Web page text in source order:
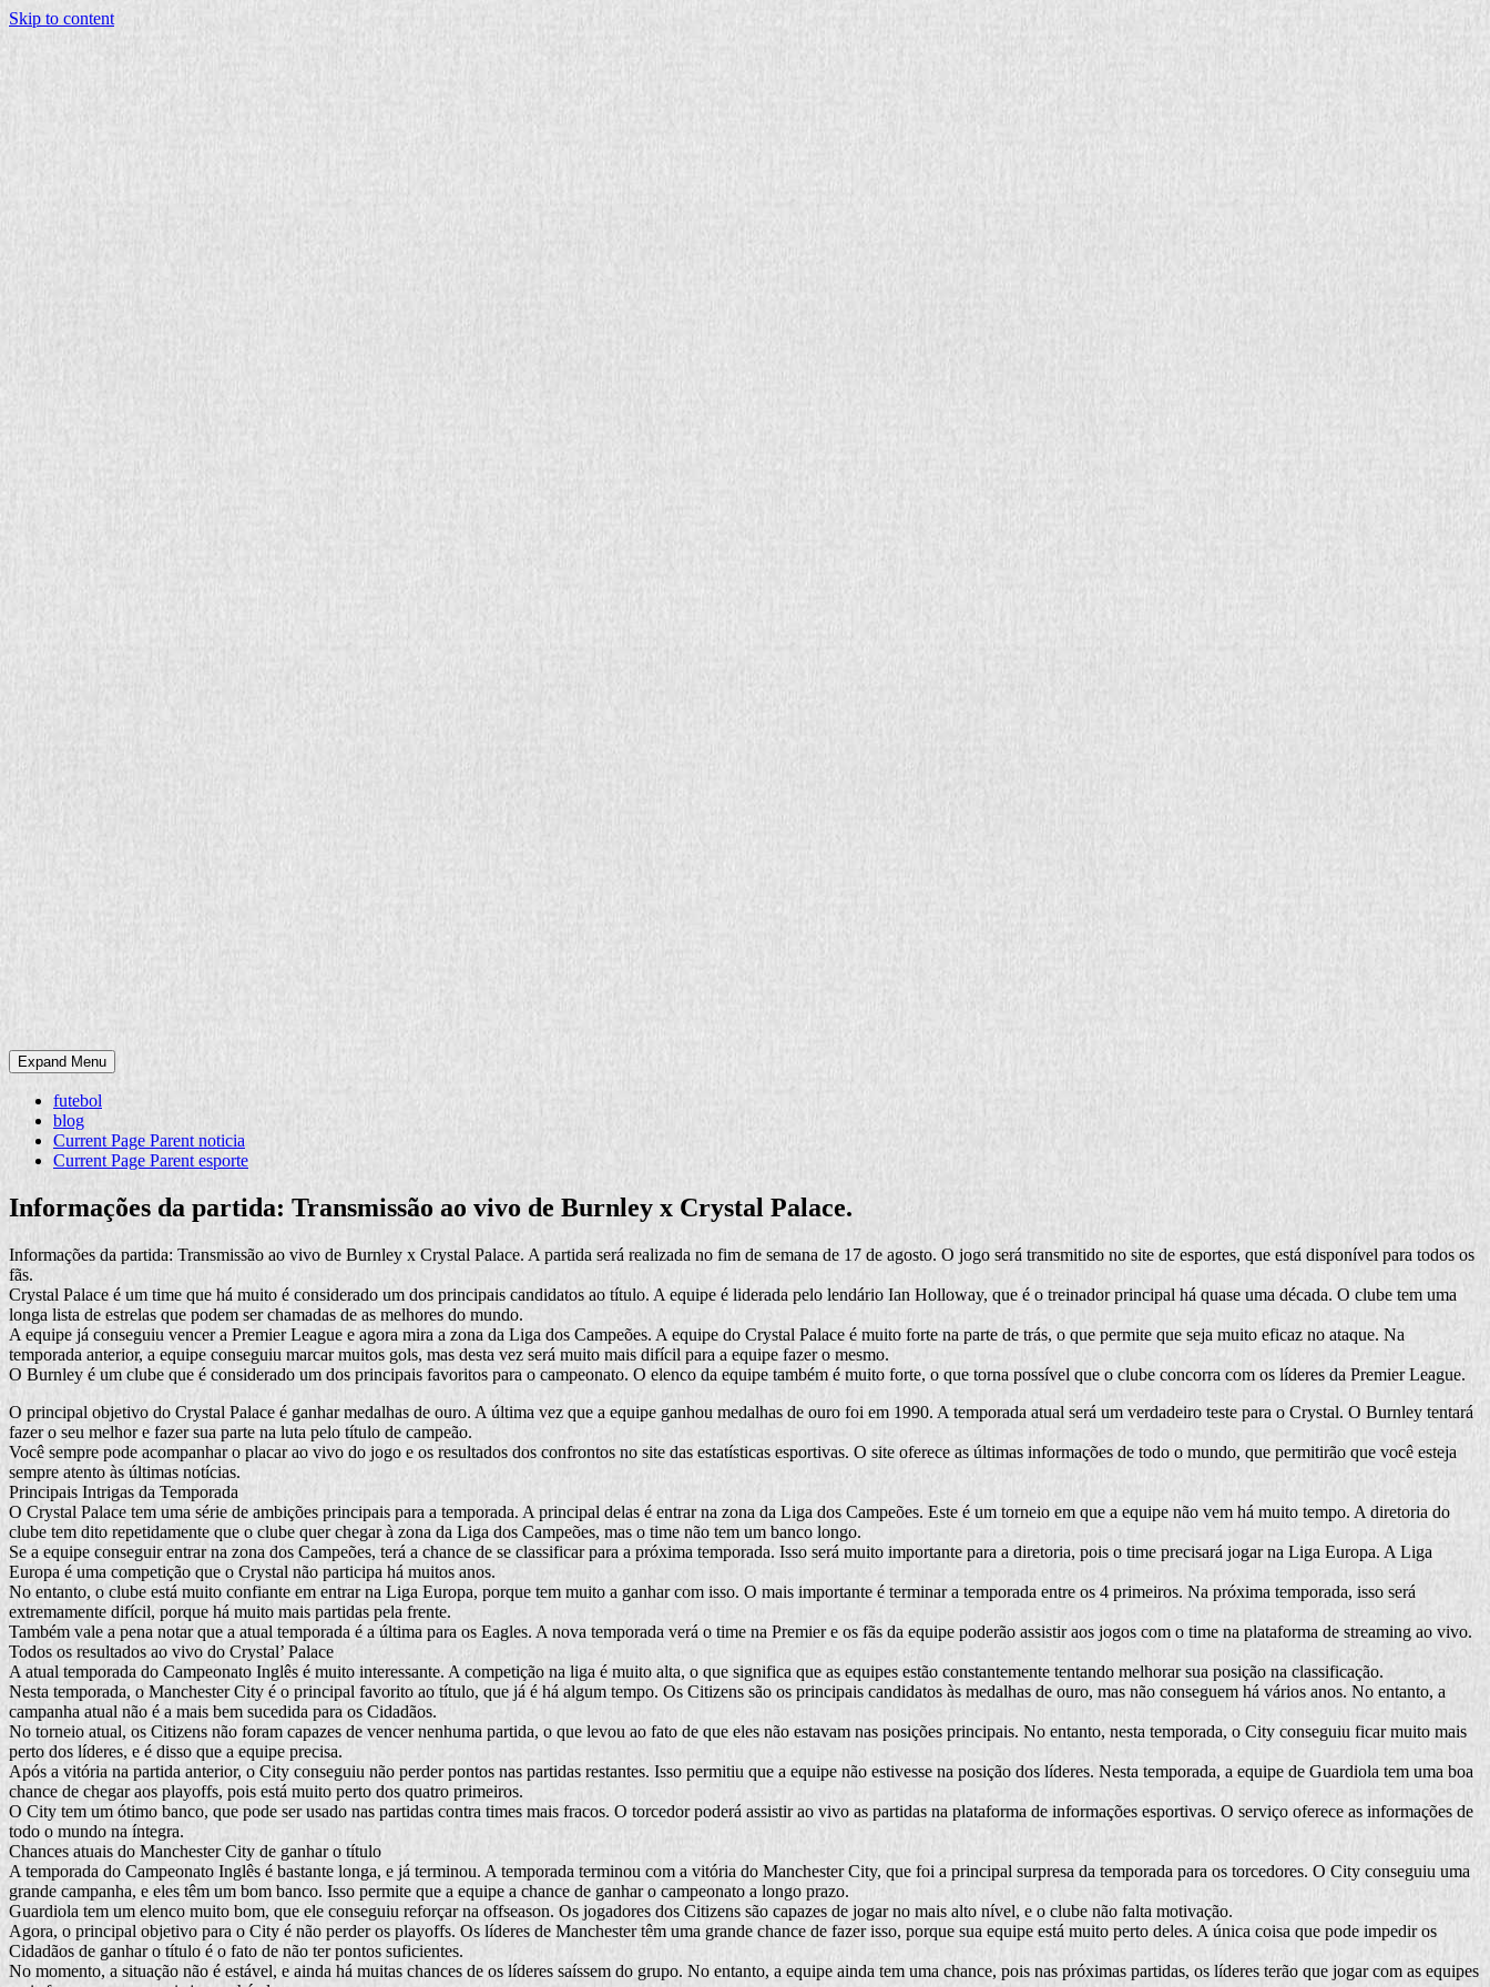
Skip to content
Expand Menu
futebol
blog
Current Page Parent noticia
Current Page Parent esporte
Informações da partida: Transmissão ao vivo de Burnley x Crystal Palace.
Informações da partida: Transmissão ao vivo de Burnley x Crystal Palace. A partida será realizada no fim de semana de 17 de agosto. O jogo será transmitido no site de esportes, que está disponível para todos os
fãs.
Crystal Palace é um time que há muito é considerado um dos principais candidatos ao título. A equipe é liderada pelo lendário Ian Holloway, que é o treinador principal há quase uma década. O clube tem uma
longa lista de estrelas que podem ser chamadas de as melhores do mundo.
A equipe já conseguiu vencer a Premier League e agora mira a zona da Liga dos Campeões. A equipe do Crystal Palace é muito forte na parte de trás, o que permite que seja muito eficaz no ataque. Na
temporada anterior, a equipe conseguiu marcar muitos gols, mas desta vez será muito mais difícil para a equipe fazer o mesmo.
O Burnley é um clube que é considerado um dos principais favoritos para o campeonato. O elenco da equipe também é muito forte, o que torna possível que o clube concorra com os líderes da Premier League.
O principal objetivo do Crystal Palace é ganhar medalhas de ouro. A última vez que a equipe ganhou medalhas de ouro foi em 1990. A temporada atual será um verdadeiro teste para o Crystal. O Burnley tentará
fazer o seu melhor e fazer sua parte na luta pelo título de campeão.
Você sempre pode acompanhar o placar ao vivo do jogo e os resultados dos confrontos no site das estatísticas esportivas. O site oferece as últimas informações de todo o mundo, que permitirão que você esteja
sempre atento às últimas notícias.
Principais Intrigas da Temporada
O Crystal Palace tem uma série de ambições principais para a temporada. A principal delas é entrar na zona da Liga dos Campeões. Este é um torneio em que a equipe não vem há muito tempo. A diretoria do
clube tem dito repetidamente que o clube quer chegar à zona da Liga dos Campeões, mas o time não tem um banco longo.
Se a equipe conseguir entrar na zona dos Campeões, terá a chance de se classificar para a próxima temporada. Isso será muito importante para a diretoria, pois o time precisará jogar na Liga Europa. A Liga
Europa é uma competição que o Crystal não participa há muitos anos.
No entanto, o clube está muito confiante em entrar na Liga Europa, porque tem muito a ganhar com isso. O mais importante é terminar a temporada entre os 4 primeiros. Na próxima temporada, isso será
extremamente difícil, porque há muito mais partidas pela frente.
Também vale a pena notar que a atual temporada é a última para os Eagles. A nova temporada verá o time na Premier e os fãs da equipe poderão assistir aos jogos com o time na plataforma de streaming ao vivo.
Todos os resultados ao vivo do Crystal’ Palace
A atual temporada do Campeonato Inglês é muito interessante. A competição na liga é muito alta, o que significa que as equipes estão constantemente tentando melhorar sua posição na classificação.
Nesta temporada, o Manchester City é o principal favorito ao título, que já é há algum tempo. Os Citizens são os principais candidatos às medalhas de ouro, mas não conseguem há vários anos. No entanto, a
campanha atual não é a mais bem sucedida para os Cidadãos.
No torneio atual, os Citizens não foram capazes de vencer nenhuma partida, o que levou ao fato de que eles não estavam nas posições principais. No entanto, nesta temporada, o City conseguiu ficar muito mais
perto dos líderes, e é disso que a equipe precisa.
Após a vitória na partida anterior, o City conseguiu não perder pontos nas partidas restantes. Isso permitiu que a equipe não estivesse na posição dos líderes. Nesta temporada, a equipe de Guardiola tem uma boa
chance de chegar aos playoffs, pois está muito perto dos quatro primeiros.
O City tem um ótimo banco, que pode ser usado nas partidas contra times mais fracos. O torcedor poderá assistir ao vivo as partidas na plataforma de informações esportivas. O serviço oferece as informações de
todo o mundo na íntegra.
Chances atuais do Manchester City de ganhar o título
A temporada do Campeonato Inglês é bastante longa, e já terminou. A temporada terminou com a vitória do Manchester City, que foi a principal surpresa da temporada para os torcedores. O City conseguiu uma
grande campanha, e eles têm um bom banco. Isso permite que a equipe a chance de ganhar o campeonato a longo prazo.
Guardiola tem um elenco muito bom, que ele conseguiu reforçar na offseason. Os jogadores dos Citizens são capazes de jogar no mais alto nível, e o clube não falta motivação.
Agora, o principal objetivo para o City é não perder os playoffs. Os líderes de Manchester têm uma grande chance de fazer isso, porque sua equipe está muito perto deles. A única coisa que pode impedir os
Cidadãos de ganhar o título é o fato de não ter pontos suficientes.
No momento, a situação não é estável, e ainda há muitas chances de os líderes saíssem do grupo. No entanto, a equipe ainda tem uma chance, pois nas próximas partidas, os líderes terão que jogar com as equipes